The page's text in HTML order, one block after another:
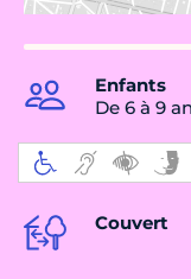
Enfants
De 6 à 9
Couvert